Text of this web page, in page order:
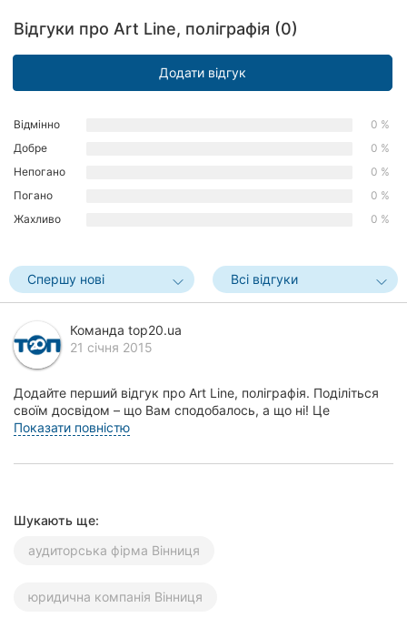
Харків
Дніпро
Львів
Кривий
Ріг
Херсон
Полтава
Чернігів
Черкаси
Івано-
Відгуки про Art Line, поліграфія (0)
Додати відгук
Відмінно
0 %
Добре
0 %
Непогано
0 %
Погано
0 %
Жахливо
0 %
Спершу нові Всі відгуки
Команда top20.ua
21 січня 2015
Додайте перший відгук про Art Line, поліграфія. Поділіться
своїм досвідом – що Вам сподобалось, а що ні! Це
допоможе іншим жителям Вінниці зробити пра...
Показати повністю
Шукають ще:
аудиторська фірма Вінниця
юридична компанія Вінниця